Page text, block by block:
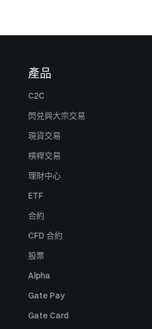
產品
C2C
閃兑與大宗交易
現貨交易
槓桿交易
理財中心
ETF
合約
CFD 合約
股票
Alpha
Gate Pay
Gate Card